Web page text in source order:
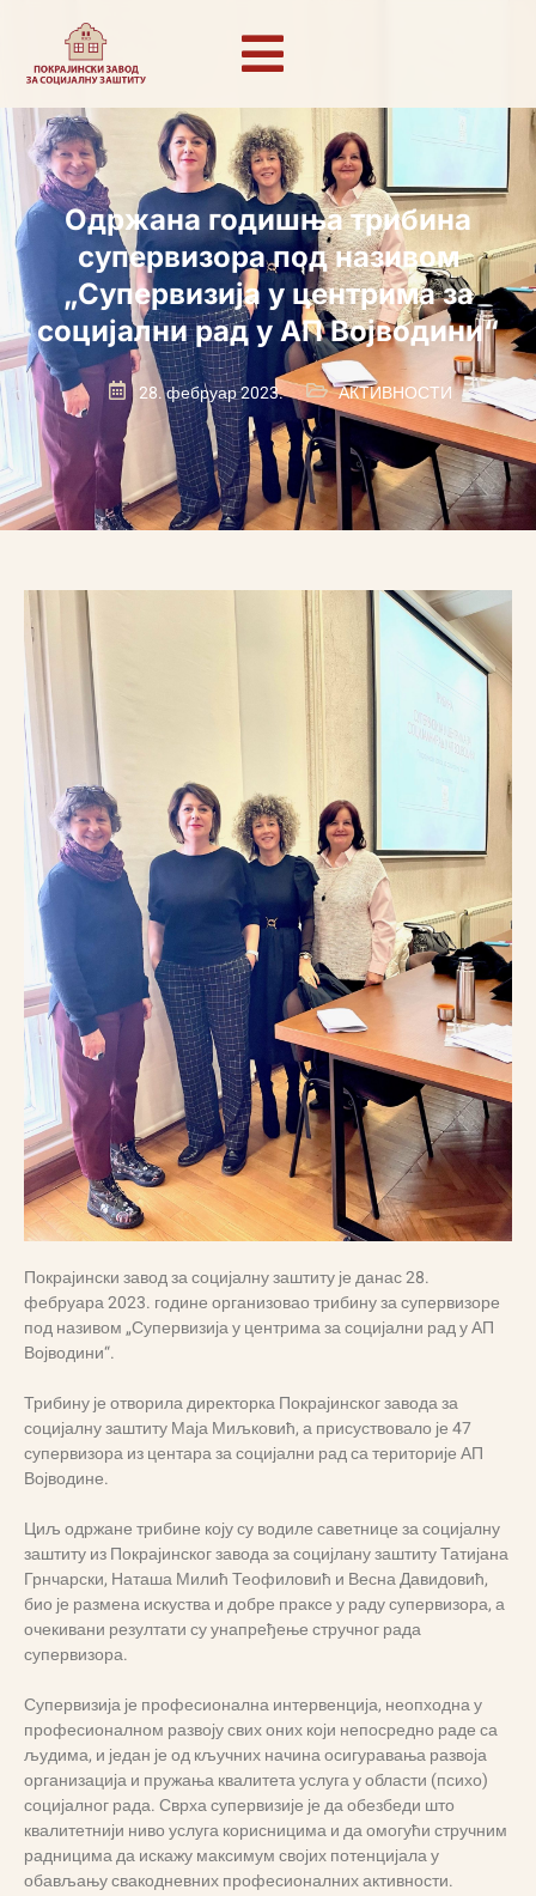
Одржана годишња трибина
супервизора под називом
„Супервизија у центрима за
социјални рад у АП Војводини“
28. фебруар 2023. АКТИВНОСТИ
Покрајински завод за социјалну заштиту је данас 28.
фебруара 2023. године организовао трибину за супервизоре
под називом „Супервизија у центрима за социјални рад у АП
Војводини“.
Трибину је отворила директорка Покрајинског завода за
социјалну заштиту Маја Миљковић, а присуствовало је 47
супервизора из центара за социјални рад са територије АП
Војводине.
Циљ одржане трибине коју су водиле саветнице за социјалну
заштиту из Покрајинског завода за социјлану заштиту Татијана
Грнчарски, Наташа Милић Теофиловић и Весна Давидовић,
био је размена искуства и добре праксе у раду супервизора, а
очекивани резултати су унапређење стручног рада
супервизора.
Супервизија је професионална интервенција, неопходна у
професионалном развоју свих оних који непосредно раде са
људима, и један је од кључних начина осигуравања развоја
организација и пружања квалитета услуга у области (психо)
социјалног рада. Сврха супервизије је да обезбеди што
квалитетнији ниво услуга корисницима и да омогући стручним
радницима да искажу максимум својих потенцијала у
обављању свакодневних професионалних активности.